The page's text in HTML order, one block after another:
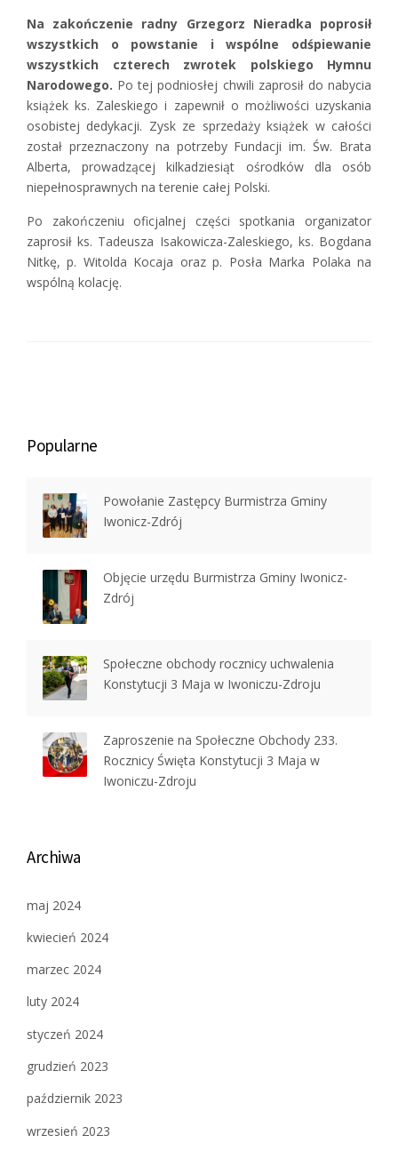
Na zakończenie radny Grzegorz Nieradka poprosił
wszystkich o powstanie i wspólne odśpiewanie
wszystkich czterech zwrotek polskiego Hymnu
Narodowego. Po tej podniosłej chwili zaprosił do nabycia
książek ks. Zaleskiego i zapewnił o możliwości uzyskania
osobistej dedykacji. Zysk ze sprzedaży książek w całości
został przeznaczony na potrzeby Fundacji im. Św. Brata
Alberta, prowadzącej kilkadziesiąt ośrodków dla osób
niepełnosprawnych na terenie całej Polski.
Po zakończeniu oficjalnej części spotkania organizator
zaprosił ks. Tadeusza Isakowicza-Zaleskiego, ks. Bogdana
Nitkę, p. Witolda Kocaja oraz p. Posła Marka Polaka na
wspólną kolację.
Popularne
Powołanie Zastępcy Burmistrza Gminy
Iwonicz-Zdrój
Objęcie urzędu Burmistrza Gminy Iwonicz-
Zdrój
Społeczne obchody rocznicy uchwalenia
Konstytucji 3 Maja w Iwoniczu-Zdroju
Zaproszenie na Społeczne Obchody 233.
Rocznicy Święta Konstytucji 3 Maja w
Iwoniczu-Zdroju
Archiwa
maj 2024
kwiecień 2024
marzec 2024
luty 2024
styczeń 2024
grudzień 2023
październik 2023
wrzesień 2023